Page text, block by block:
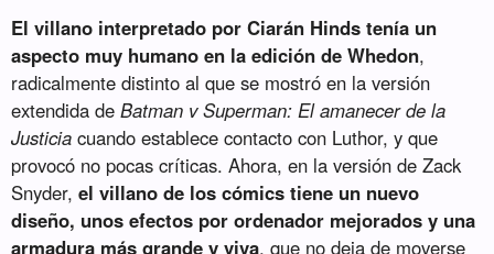
El villano interpretado por Ciarán Hinds tenía un
aspecto muy humano en la edición de Whedon,
radicalmente distinto al que se mostró en la versión
extendida de Batman v Superman: El amanecer de la
Justicia cuando establece contacto con Luthor, y que
provocó no pocas críticas. Ahora, en la versión de Zack
Snyder,el villano de los cómics tiene un nuevo
diseño, unos efectos por ordenador mejorados y una
armadura más grande y viva, que no deja de moverse